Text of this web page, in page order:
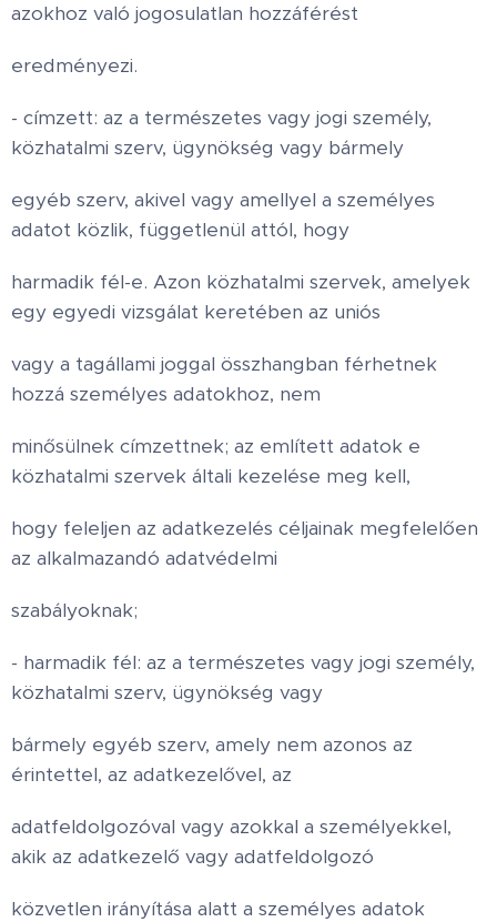
azokhoz való jogosulatlan hozzáférést
eredményezi.
- címzett: az a természetes vagy jogi személy,
közhatalmi szerv, ügynökség vagy bármely
egyéb szerv, akivel vagy amellyel a személyes
adatot közlik, függetlenül attól, hogy
harmadik fél-e. Azon közhatalmi szervek, amelyek
egy egyedi vizsgálat keretében az uniós
vagy a tagállami joggal összhangban férhetnek
hozzá személyes adatokhoz, nem
minősülnek címzettnek; az említett adatok e
közhatalmi szervek általi kezelése meg kell,
hogy feleljen az adatkezelés céljainak megfelelően
az alkalmazandó adatvédelmi
szabályoknak;
- harmadik fél: az a természetes vagy jogi személy,
közhatalmi szerv, ügynökség vagy
bármely egyéb szerv, amely nem azonos az
érintettel, az adatkezelővel, az
adatfeldolgozóval vagy azokkal a személyekkel,
akik az adatkezelő vagy adatfeldolgozó
közvetlen irányítása alatt a személyes adatok